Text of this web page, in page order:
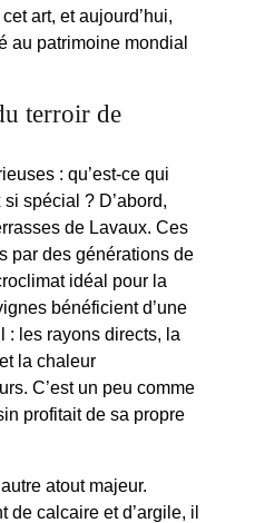
art, et aujourd’hui,
au patrimoine mondial
terroir de
: qu’est-ce qui
spécial ? D’abord,
de Lavaux. Ces
par des générations de
idéal pour la
bénéficient d’une
: les rayons directs, la
la chaleur
C’est un peu comme
profitait de sa propre
atout majeur.
calcaire et d’argile, il